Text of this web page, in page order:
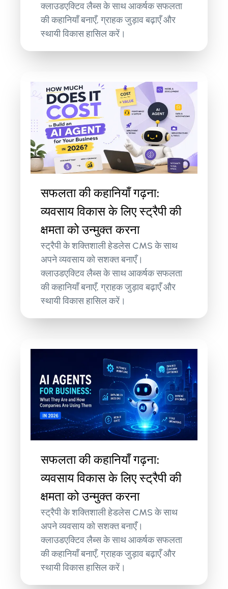
क्लाउडएक्टिव लैब्स के साथ आकर्षक सफलता
की कहानियाँ बनाएँ, ग्राहक जुड़ाव बढ़ाएँ और
स्थायी विकास हासिल करें।
सफलता की कहानियाँ गढ़ना:
व्यवसाय विकास के लिए स्ट्रैपी की
क्षमता को उन्मुक्त करना
स्ट्रैपी के शक्तिशाली हेडलेस CMS के साथ
अपने व्यवसाय को सशक्त बनाएँ।
क्लाउडएक्टिव लैब्स के साथ आकर्षक सफलता
की कहानियाँ बनाएँ, ग्राहक जुड़ाव बढ़ाएँ और
स्थायी विकास हासिल करें।
सफलता की कहानियाँ गढ़ना:
व्यवसाय विकास के लिए स्ट्रैपी की
क्षमता को उन्मुक्त करना
स्ट्रैपी के शक्तिशाली हेडलेस CMS के साथ
अपने व्यवसाय को सशक्त बनाएँ।
क्लाउडएक्टिव लैब्स के साथ आकर्षक सफलता
की कहानियाँ बनाएँ, ग्राहक जुड़ाव बढ़ाएँ और
स्थायी विकास हासिल करें।